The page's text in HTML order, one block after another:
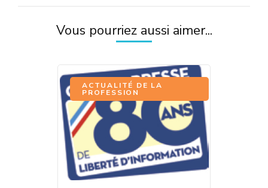
Vous pourriez aussi aimer...
ACTUALITÉ DE LA
PROFESSION